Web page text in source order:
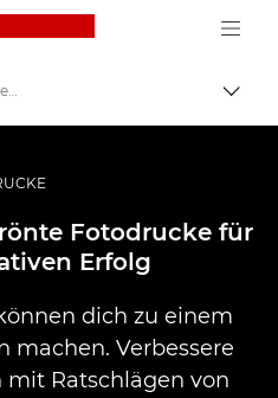
Canon Logo, back
Auf
Profi-Geschichten: Inspirationen für Foto, Video und Durck
So gewinnt man Printwettbewerbe
Fotodrucke für
Erfolg
dich zu einem
machen. Verbessere
mit Ratschlägen von